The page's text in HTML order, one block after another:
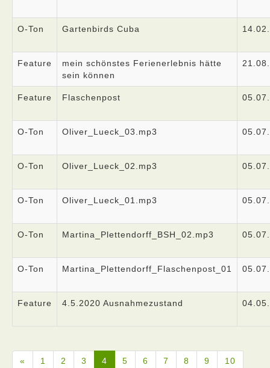
O-Ton Gartenbirds Cuba
Feature
mein schönstes Ferienerlebnis hätte
sein können
Feature Flaschenpost
O-Ton Oliver_Lueck_03.mp3
O-Ton Oliver_Lueck_02.mp3
O-Ton Oliver_Lueck_01.mp3
O-Ton Martina_Plettendorff_BSH_02.mp3
O-Ton Martina_Plettendorff_Flaschenpost_01
Feature 4.5.2020 Ausnahmezustand
« 1 2 3 4 5 6 7 8 9 10